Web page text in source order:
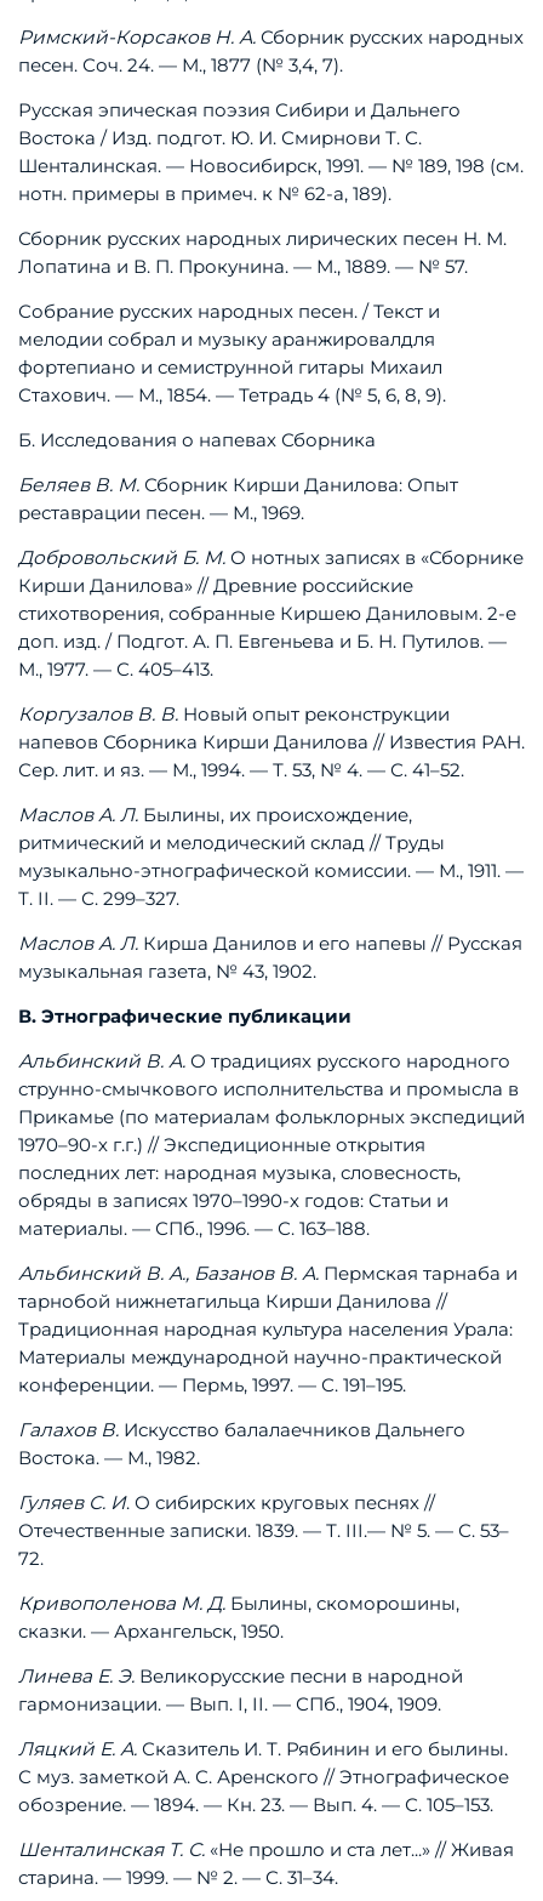
Римский-Корсаков Н. А. Сборник русских народных
песен. Соч. 24. — М., 1877 (№ 3,4, 7).
Русская эпическая поэзия Сибири и Дальнего
Востока / Изд. подгот. Ю. И. Смирнови Т. С.
Шенталинская. — Новосибирск, 1991. — № 189, 198 (см.
нотн. примеры в примеч. к № 62-а, 189).
Сборник русских народных лирических песен Н. М.
Лопатина и В. П. Прокунина. — М., 1889. — № 57.
Собрание русских народных песен. / Текст и
мелодии собрал и музыку аранжировалдля
фортепиано и семиструнной гитары Михаил
Стахович. — М., 1854. — Тетрадь 4 (№ 5, 6, 8, 9).
Б. Исследования о напевах Сборника
Беляев В. М. Сборник Кирши Данилова: Опыт
реставрации песен. — М., 1969.
Добровольский Б. М. О нотных записях в «Сборнике
Кирши Данилова» // Древние российские
стихотворения, собранные Киршею Даниловым. 2-е
доп. изд. / Подгот. А. П. Евгеньева и Б. Н. Путилов. —
М., 1977. — С. 405–413.
Коргузалов В. В. Новый опыт реконструкции
напевов Сборника Кирши Данилова // Известия РАН.
Сер. лит. и яз. — М., 1994. — Т. 53, № 4. — С. 41–52.
Маслов А. Л. Былины, их происхождение,
ритмический и мелодический склад // Труды
музыкально-этнографической комиссии. — М., 1911. —
Т. II. — С. 299–327.
Маслов А. Л. Кирша Данилов и его напевы // Русская
музыкальная газета, № 43, 1902.
В. Этнографические публикации
Альбинский В. А. О традициях русского народного
струнно-смычкового исполнительства и промысла в
Прикамье (по материалам фольклорных экспедиций
1970–90-х г.г.) // Экспедиционные открытия
последних лет: народная музыка, словесность,
обряды в записях 1970–1990-х годов: Статьи и
материалы. — СПб., 1996. — С. 163–188.
Альбинский В. А., Базанов В. А. Пермская тарнаба и
тарнобой нижнетагильца Кирши Данилова //
Традиционная народная культура населения Урала:
Материалы международной научно-практической
конференции. — Пермь, 1997. — С. 191–195.
Галахов В. Искусство балалаечников Дальнего
Востока. — М., 1982.
Гуляев С. И. О сибирских круговых песнях //
Отечественные записки. 1839. — Т. III.— № 5. — С. 53–
72.
Кривополенова М. Д. Былины, скоморошины,
сказки. — Архангельск, 1950.
Линева Е. Э. Великорусские песни в народной
гармонизации. — Вып. I, II. — СПб., 1904, 1909.
Ляцкий Е. А. Сказитель И. Т. Рябинин и его былины.
С муз. заметкой А. С. Аренского // Этнографическое
обозрение. — 1894. — Кн. 23. — Вып. 4. — С. 105–153.
Шенталинская Т. С. «Не прошло и ста лет...» // Живая
старина. — 1999. — № 2. — С. 31–34.